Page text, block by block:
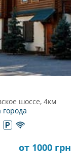
шоссе, 4км
города
от 1000 грн